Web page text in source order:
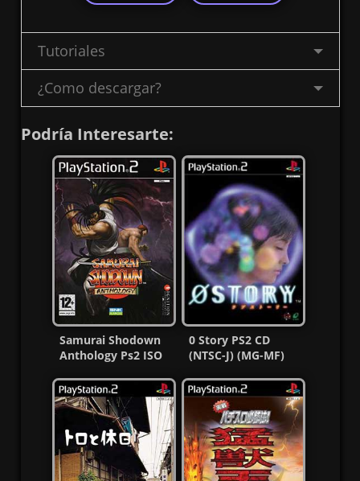
Tutoriales
¿Como descargar?
Podría Interesarte:
Samurai Shodown
Anthology Ps2 ISO
(Esp/Multi)
0 Story PS2 CD
(NTSC-J) (MG-MF)